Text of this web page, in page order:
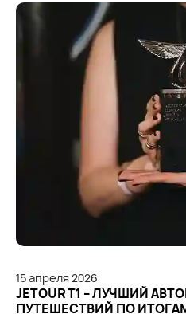
15апреля2026
JETOUR T1 – ЛУЧШИЙ
ПУТЕШЕСТВИЙ ПО